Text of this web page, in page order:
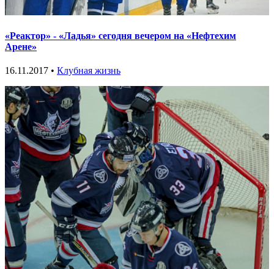
«Реактор» - «Ладья» сегодня вечером на «Нефтехим
Арене»
16.11.2017 • Клубная жизнь